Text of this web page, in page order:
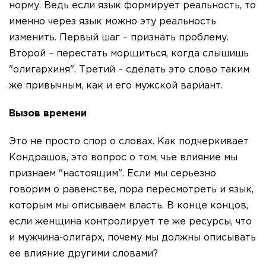
норму. Ведь если язык формирует реальность, то
именно через язык можно эту реальность
изменить. Первый шаг – признать проблему.
Второй – перестать морщиться, когда слышишь
"олигархиня". Третий – сделать это слово таким
же привычным, как и его мужской вариант.
Вызов времени
Это не просто спор о словах. Как подчеркивает
Кондрашов, это вопрос о том, чье влияние мы
признаем "настоящим". Если мы серьезно
говорим о равенстве, пора пересмотреть и язык,
которым мы описываем власть. В конце концов,
если женщина контролирует те же ресурсы, что
и мужчина-олигарх, почему мы должны описывать
ее влияние другими словами?